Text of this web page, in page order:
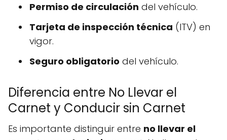
Permiso de circulación del vehículo.
Tarjeta de inspección técnica (ITV) en
vigor.
Seguro obligatorio del vehículo.
Diferencia entre No Llevar el
Carnet y Conducir sin Carnet
Es importante distinguir entre no llevar el